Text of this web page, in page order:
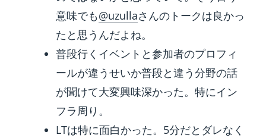
意味でも@uzullaさんのトークは良かっ
たと思うんだよね。
普段行くイベントと参加者のプロフィ
ールが違うせいか普段と違う分野の話
が聞けて大変興味深かった。特にイン
フラ周り。
LTは特に面白かった。5分だとダレなく